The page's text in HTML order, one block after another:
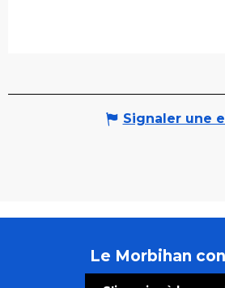
Signaler une
Le Morbihan